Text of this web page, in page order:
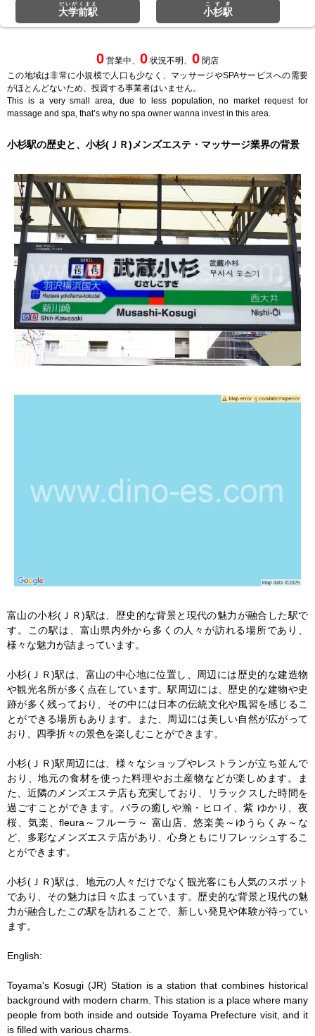
大学前駅
だいがくまえ
小杉駅
こすぎ
0 営業中、 0 状況不明、 0 閉店
この地域は非常に小規模で人口も少なく、マッサージやSPAサービスへの需要
がほとんどないため、投資する事業者はいません。
This is a very small area, due to less population, no market request for
massage and spa, that’s why no spa owner wanna invest in this area.
小杉駅の歴史と、小杉(ＪＲ)メンズエステ・マッサージ業界の背景
富山の小杉(ＪＲ)駅は、歴史的な背景と現代の魅力が融合した駅で
す。この駅は、富山県内外から多くの人々が訪れる場所であり、
様々な魅力が詰まっています。
小杉(ＪＲ)駅は、富山の中心地に位置し、周辺には歴史的な建造物
や観光名所が多く点在しています。駅周辺には、歴史的な建物や史
跡が多く残っており、その中には日本の伝統文化や風習を感じるこ
とができる場所もあります。また、周辺には美しい自然が広がって
おり、四季折々の景色を楽しむことができます。
小杉(ＪＲ)駅周辺には、様々なショップやレストランが立ち並んで
おり、地元の食材を使った料理やお土産物などが楽しめます。ま
た、近隣のメンズエステ店も充実しており、リラックスした時間を
過ごすことができます。バラの癒しや瀚・ヒロイ、紫 ゆかり、夜
桜、気楽、fleura～フルーラ～ 富山店、悠楽美～ゆうらくみ～な
ど、多彩なメンズエステ店があり、心身ともにリフレッシュするこ
とができます。
小杉(ＪＲ)駅は、地元の人々だけでなく観光客にも人気のスポット
であり、その魅力は日々広まっています。歴史的な背景と現代の魅
力が融合したこの駅を訪れることで、新しい発見や体験が待ってい
ます。
English:
Toyama's Kosugi (JR) Station is a station that combines historical
background with modern charm. This station is a place where many
people from both inside and outside Toyama Prefecture visit, and it
is filled with various charms.